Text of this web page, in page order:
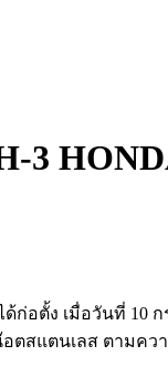
3
ด้ก่อตั้ง เมื่อวันที่
อตสแตนเลส ตามค